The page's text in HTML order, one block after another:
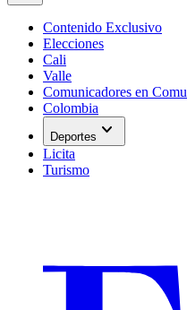
Contenido Exclusivo
Elecciones
Cali
Valle
Comunicadores en
Colombia
Deportes expand_more
Licita
Turismo